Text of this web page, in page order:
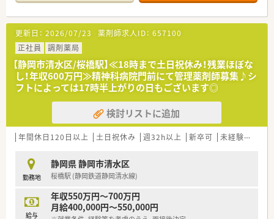
更新日： 2026/07/23 薬剤師求人ID： 657100
正社員
調剤薬局
【静岡市清水区/桜橋駅】≪18時まで土日祝休み！残業ほぼな
し！年収600万円≫精神科病院門前にて管理薬剤師募集♪シ
フトによっては17時半上がりの日もございます◎
検討リストに追加
年間休日120日以上 土日祝休み 週32h以上 新卒可 未経験可
勤務地
静岡県 静岡市清水区
桜橋駅 (静岡鉄道静岡清水線)
給与
年収550万円～700万円
月給400,000円～550,000円